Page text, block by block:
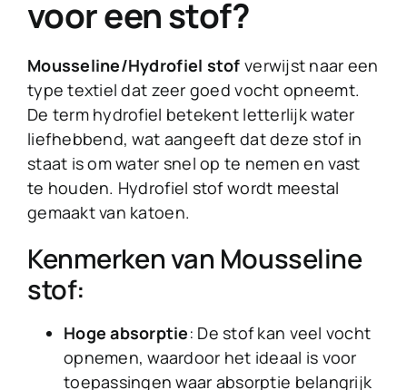
voor een stof?
Mousseline/Hydrofiel stof verwijst naar een
type textiel dat zeer goed vocht opneemt.
De term hydrofiel betekent letterlijk water
liefhebbend, wat aangeeft dat deze stof in
staat is om water snel op te nemen en vast
te houden. Hydrofiel stof wordt meestal
gemaakt van katoen.
Kenmerken van Mousseline
stof:
Hoge absorptie: De stof kan veel vocht
opnemen, waardoor het ideaal is voor
toepassingen waar absorptie belangrijk